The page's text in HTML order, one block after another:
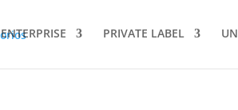
ENTERPRISE PRIVATE LABEL